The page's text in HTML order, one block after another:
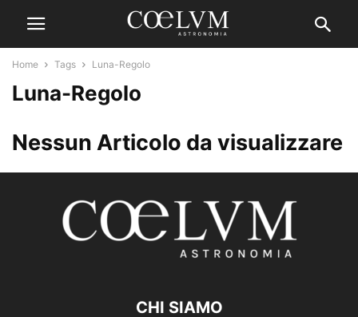
Home Tags Luna-Regolo
Luna-Regolo
Nessun Articolo da visualizzare
CHI SIAMO